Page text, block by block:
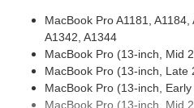
MacBook Pro A1181,
A1342, A1344
MacBook Pro (13-inch, Mid
MacBook Pro (13-inch, Late
MacBook Pro (13-inch, Early
MacBook Pro (13-inch, Mid